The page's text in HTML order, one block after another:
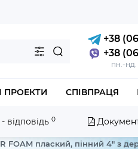
+38
+38
пн.-нд.
ПРОЕКТИ СПІВПРАЦЯ
відповідь 0
FOAM плаский, пінний 4" з